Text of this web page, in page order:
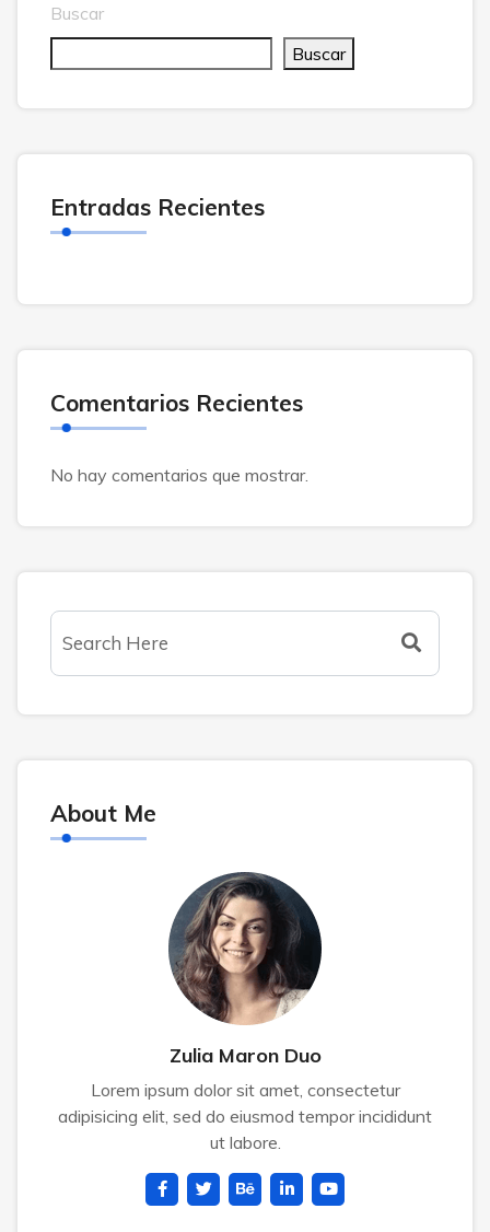
Buscar
Buscar
Entradas Recientes
Comentarios Recientes
No hay comentarios que mostrar.
About Me
Zulia Maron Duo
Lorem ipsum dolor sit amet, consectetur
adipisicing elit, sed do eiusmod tempor incididunt
ut labore.